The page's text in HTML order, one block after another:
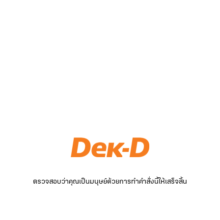
ตรวจสอบว่าคุณเป็นมนุษย์ด้วยการทำคำสั่งนี้ให้เสร็จสิ้น